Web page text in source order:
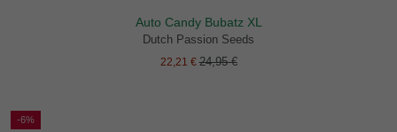
Auto Candy Bubatz XL
Dutch Passion Seeds
22,21 €24,95 €
-6%